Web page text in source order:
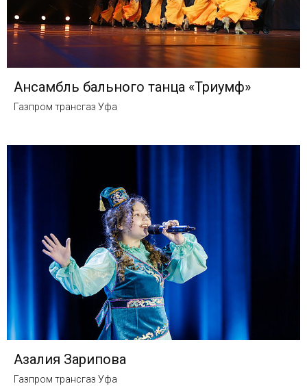
Ансамбль бального танца «Триумф»
Газпром трансгаз Уфа
Азалия Зарипова
Газпром трансгаз Уфа